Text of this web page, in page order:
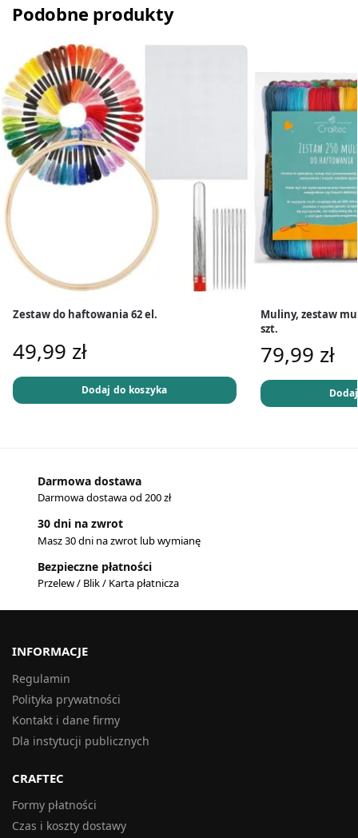
Podobne produkty
Zestaw do haftowania 62 el.
49,99 zł
Dodaj do koszyka
Muliny, zestaw
szt.
79,99 zł
Darmowa dostawa
Darmowa dostawa od 200 zł
30 dni na zwrot
Masz 30 dni na zwrot lub wymianę
Bezpieczne płatności
Przelew / Blik / Karta płatnicza
INFORMACJE
Regulamin
Polityka prywatności
Kontakt i dane firmy
Dla instytucji publicznych
CRAFTEC
Formy płatności
Czas i koszty dostawy